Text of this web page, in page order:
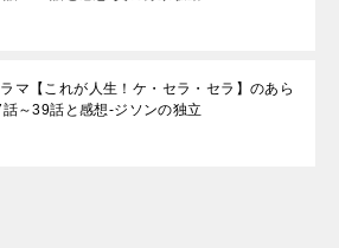
マ【これが人生！ケ・セラ・セラ】のあら
～39話と感想-ジソンの独立